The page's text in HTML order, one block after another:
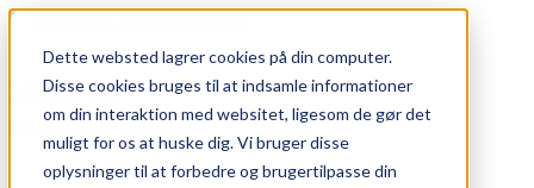
Dette websted lagrer cookies på din computer.
Disse cookies bruges til at indsamle informationer
om din interaktion med websitet, ligesom de gør det
muligt for os at huske dig. Vi bruger disse
oplysninger til at forbedre og brugertilpasse din
Skip
content
0,00kr. 0 Cart
10/09/2025